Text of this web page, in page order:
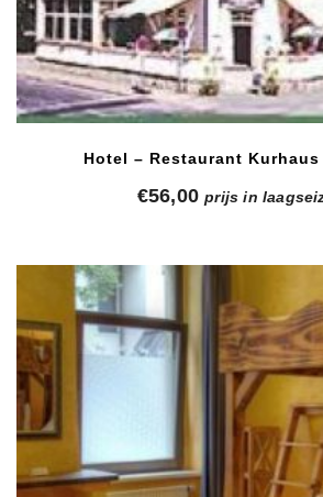
Hotel – Restaurant
€56,00 prijs in